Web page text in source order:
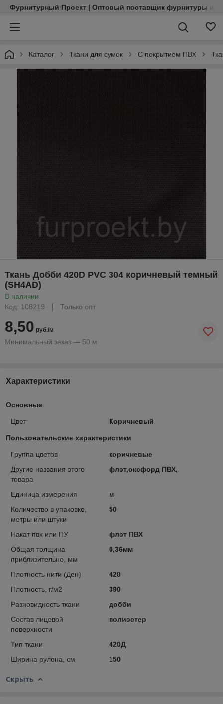
Фурнитурный Проект | Оптовый поставщик фурнитуры и
Каталог Ткани для сумок С покрытием ПВХ
Ткань Добби 420D PVC 304 коричневый темный
(SH4AD)
В наличии
Код: 108219
Только опт
8,50 руб./м
Минимальный заказ — 50 м
Характеристики
Основные
Цвет Коричневый
Пользовательские характеристики
Группа цветов
коричневые
Другие названия этого
товара
флэт,оксфорд ПВХ,
Единица измерения
м
Количество в упаковке,
метры или штуки
50
Накат пвх или ПУ
флэт ПВХ
Общая толщина
приблизительно, мм
0,36мм
Плотность нити (Ден)
420
Плотность, г/м2
390
Разновидность ткани
добби
Состав лицевой
поверхности
полиэстер
Тип ткани
420Д
Ширина рулона, см
150
Скрыть